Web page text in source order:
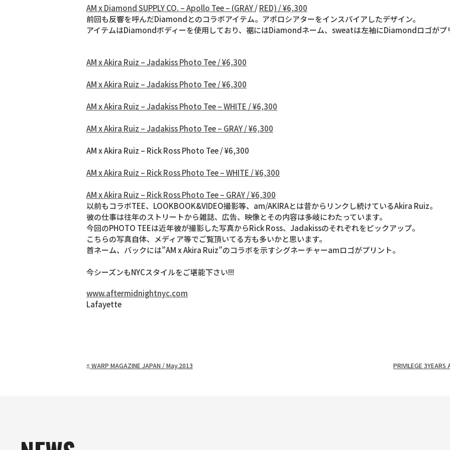
AM x Diamond SUPPLY CO. – Apollo Tee – (GRAY/RED) / ¥6,300
前回も反響を呼んだDiamondとのコラボアイテム。アポロシアターをインスパイアしたデザイン。
アイテムはDiamondボディーを使用しており、裾にはDiamondネーム、sweatは左袖にDiamondロゴがプ
AM x Akira Ruiz – Jadakiss Photo Tee / ¥6,300
AM x Akira Ruiz – Jadakiss Photo Tee / ¥6,300
AM x Akira Ruiz – Jadakiss Photo Tee – WHITE / ¥6,300
AM x Akira Ruiz – Jadakiss Photo Tee – GRAY / ¥6,300
AM x Akira Ruiz – Rick Ross Photo Tee / ¥6,300
AM x Akira Ruiz – Rick Ross Photo Tee – WHITE / ¥6,300
AM x Akira Ruiz – Rick Ross Photo Tee – GRAY / ¥6,300
以前もコラボTEE、LOOKBOOK&VIDEO撮影等、am/AKIRAとは昔からリンクし続けているAkira Ruiz。
彼の仕事は往年のストリートから雑誌、広告、映像とその内容は多岐にわたっています。
今回のPHOTO TEEは近年彼が撮影した写真からRick Ross、Jadakissのそれぞれをピックアップ。
こちらの写真自体、メディア等でご覧頂いてる方も多いかと思います。
首ネーム、バックには”AM x Akira Ruiz”のコラボを示すシグネーチャーamロゴがプリント。
今シーズンもNYCスタイルをご堪能下さい!!!
www.aftermidnightnyc.com
Lafayette
« WARP MAGAZINE JAPAN / May.2013 PRIVILEGE 3YEARS